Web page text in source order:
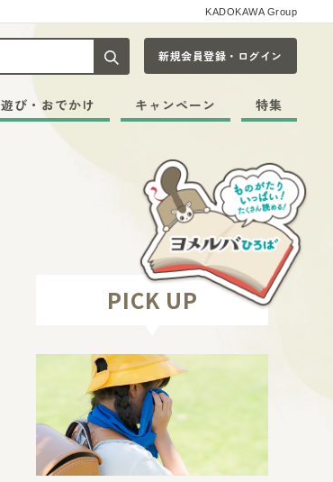
KADOKAWA Group
記事や本をキーワードから探す
新規会員登録・ログイン
遊び・おでかけ キャンペーン 特集
PICK UP